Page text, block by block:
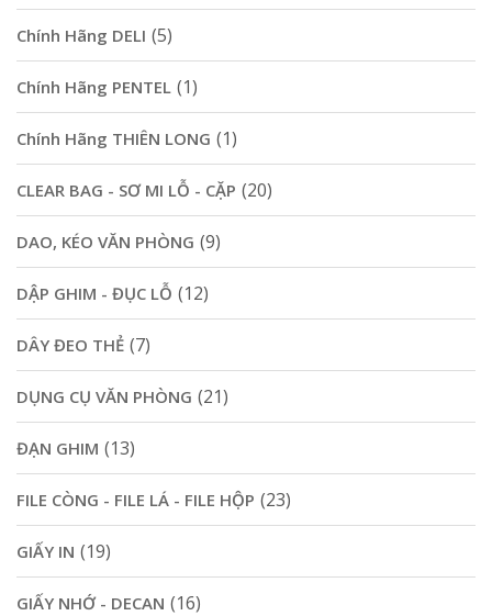
Chính Hãng DELI (5)
Chính Hãng PENTEL (1)
Chính Hãng THIÊN LONG (1)
CLEAR BAG - SƠ MI LỖ - CẶP (20)
DAO, KÉO VĂN PHÒNG (9)
DẬP GHIM - ĐỤC LỖ (12)
DÂY ĐEO THẺ (7)
DỤNG CỤ VĂN PHÒNG (21)
ĐẠN GHIM (13)
FILE CÒNG - FILE LÁ - FILE HỘP (23)
GIẤY IN (19)
GIẤY NHỚ - DECAN (16)